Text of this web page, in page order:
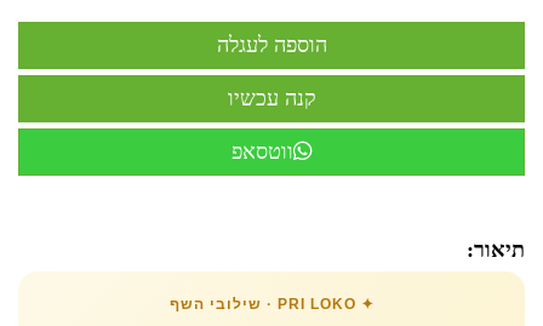
ווטסאפ
תיאור:
✦ PRI LOKO · שילובי השף